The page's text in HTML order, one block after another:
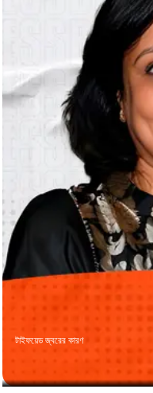
টাইফয়েড জ্বরের কারণ